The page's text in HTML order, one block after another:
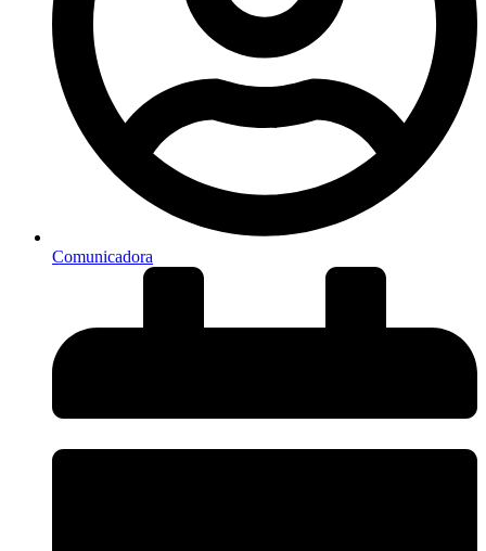
Comunicadora